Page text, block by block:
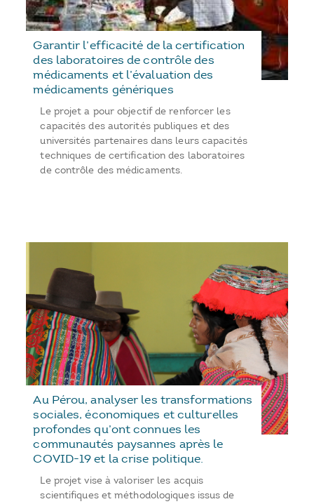
Garantir l’efficacité de la certification
des laboratoires de contrôle des
médicaments et l’évaluation des
médicaments génériques
Le projet a pour objectif de renforcer les
capacités des autorités publiques et des
universités partenaires dans leurs capacités
techniques de certification des laboratoires
de contrôle des médicaments.
Au Pérou, analyser les transformations
sociales, économiques et culturelles
profondes qu’ont connues les
communautés paysannes après le
COVID-19 et la crise politique.
Le projet vise à valoriser les acquis
scientifiques et méthodologiques issus de